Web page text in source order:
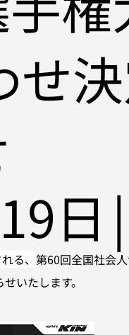
せ
日 |
る、 第60回全国社会
いたします。